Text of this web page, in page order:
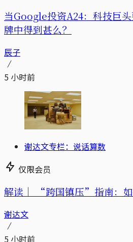
当Google投资A24：科技巨
牌中得到甚么？
辰子
5 小时前
谢达文专栏：说话算数
仅限会员
解读｜ “跨国镇压”指南：如
谢达文
5 小时前